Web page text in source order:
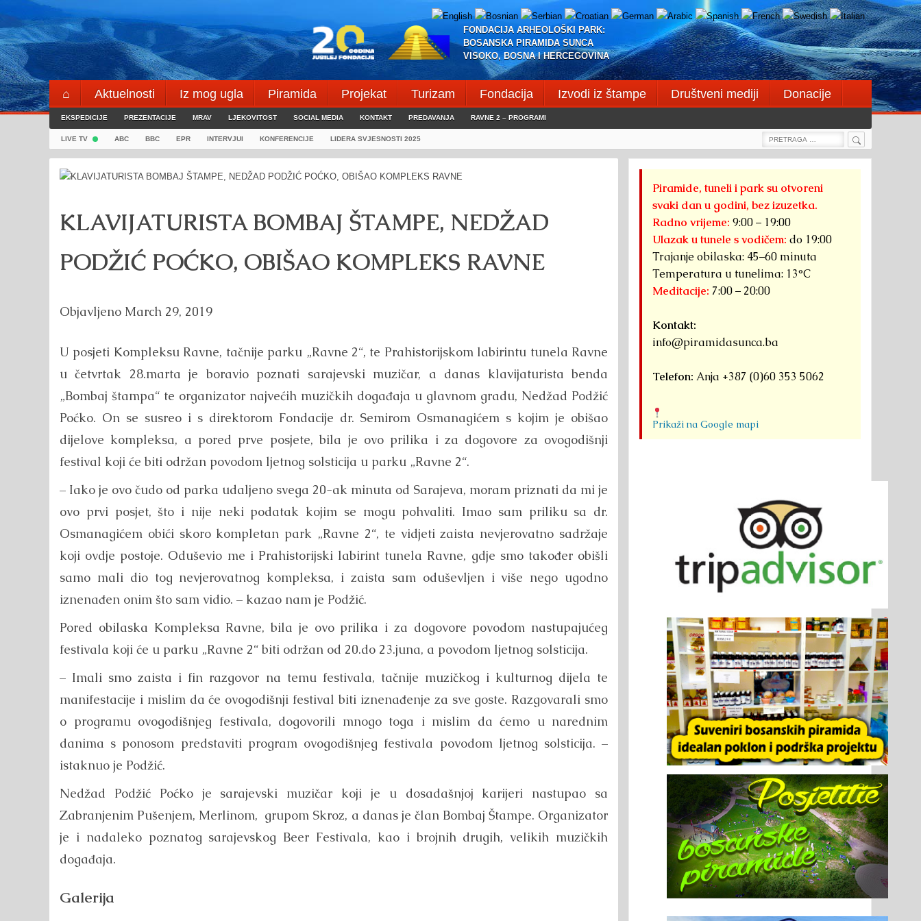
Skip
to
content
FONDACIJA ARHEOLOŠKI PARK:
BOSANSKA PIRAMIDA SUNCA
VISOKO, BOSNA I HERCEGOVINA
⌂ Aktuelnosti Iz mog ugla Piramida Projekat Turizam Fondacija Izvodi iz štampe Društveni mediji
Donacije
Blogeri
⌖
EKSPEDICIJE PREZENTACIJE MRAV LJEKOVITOST SOCIAL MEDIA KONTAKT PREDAVANJA RAVNE 2 – PROGRAMI
LIVE TV ABC BBC EPR INTERVJUI KONFERENCIJE LIDERA SVJESNOSTI 2025
Search
Search
KLAVIJATURISTA BOMBAJ ŠTAMPE, NEDŽAD
PODŽIĆ POĆKO, OBIŠAO KOMPLEKS RAVNE
Objavljeno March 29, 2019
U posjeti Kompleksu Ravne, tačnije parku „Ravne 2“, te Prahistorijskom labirintu tunela Ravne
u četvrtak 28.marta je boravio poznati sarajevski muzičar, a danas klavijaturista benda
„Bombaj štampa“ te organizator najvećih muzičkih događaja u glavnom gradu, Nedžad Podžić
Poćko. On se susreo i s direktorom Fondacije dr. Semirom Osmanagićem s kojim je obišao
dijelove kompleksa, a pored prve posjete, bila je ovo prilika i za dogovore za ovogodišnji
festival koji će biti održan povodom ljetnog solsticija u parku „Ravne 2“.
– Iako je ovo čudo od parka udaljeno svega 20-ak minuta od Sarajeva, moram priznati da mi je
ovo prvi posjet, što i nije neki podatak kojim se mogu pohvaliti. Imao sam priliku sa dr.
Osmanagićem obići skoro kompletan park „Ravne 2“, te vidjeti zaista nevjerovatno sadržaje
koji ovdje postoje. Oduševio me i Prahistorijski labirint tunela Ravne, gdje smo također obišli
samo mali dio tog nevjerovatnog kompleksa, i zaista sam oduševljen i više nego ugodno
iznenađen onim što sam vidio. – kazao nam je Podžić.
Pored obilaska Kompleksa Ravne, bila je ovo prilika i za dogovore povodom nastupajućeg
festivala koji će u parku „Ravne 2“ biti održan od 20.do 23.juna, a povodom ljetnog solsticija.
– Imali smo zaista i fin razgovor na temu festivala, tačnije muzičkog i kulturnog dijela te
manifestacije i mislim da će ovogodišnji festival biti iznenađenje za sve goste. Razgovarali smo
o programu ovogodišnjeg festivala, dogovorili mnogo toga i mislim da ćemo u narednim
danima s ponosom predstaviti program ovogodišnjeg festivala povodom ljetnog solsticija. –
istaknuo je Podžić.
Nedžad Podžić Poćko je sarajevski muzičar koji je u dosadašnjoj karijeri nastupao sa
Zabranjenim Pušenjem, Merlinom, grupom Skroz, a danas je član Bombaj Štampe. Organizator
je i nadaleko poznatog sarajevskog Beer Festivala, kao i brojnih drugih, velikih muzičkih
događaja.
Galerija
Piramide, tuneli i park su otvoreni
svaki dan u godini, bez izuzetka.
Radno vrijeme: 9:00 – 19:00
Ulazak u tunele s vodičem: do 19:00
Trajanje obilaska: 45–60 minuta
Temperatura u tunelima: 13°C
Meditacije: 7:00 – 20:00
Kontakt:
info@piramidasunca.ba
Telefon: Anja +387 (0)60 353 5062
Prikaži na Google mapi